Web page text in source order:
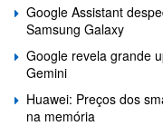
Google Assistant
Samsung Galaxy
Google revela grande
Gemini
Huawei: Preços dos
na memória